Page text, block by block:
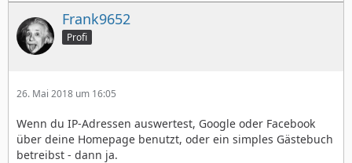
Frank9652
Profi
26. Mai 2018 um 16:05
Wenn du IP-Adressen auswertest, Google oder Facebook
über deine Homepage benutzt, oder ein simples Gästebuch
betreibst - dann ja.